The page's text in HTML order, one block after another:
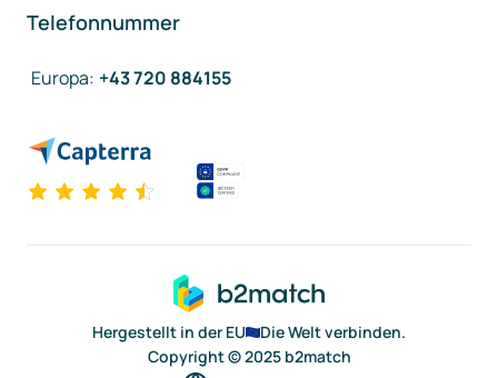
Telefonnummer
Europa: +43 720 884155
Hergestellt in der EU
Die Welt verbinden.
Copyright © 2025 b2match